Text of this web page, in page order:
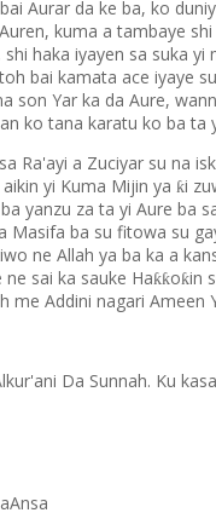
Aurar da ke ba, ko
kuma a tambaye
haka iyayen sa suka
bai kamata ace iyaye
son Yar ka da Aure,
ko tana karatu ko ba
Ra'ayi a Zuciyar su na
yi Kuma Mijin ya ƙi
yanzu za ta yi Aure ba
Masifa ba su fitowa su
ne Allah ya ba ka a
sai ka sauke Haƙƙoƙin
me Addini nagari Ameen
Da Sunnah. Ku